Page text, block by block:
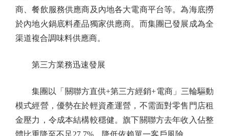
商、餐飲服務供應商及內地各大電商平台等。為海底撈
於內地火鍋底料產品獨家供應商。而集團已發展成為全
渠道複合調味料供應商。
第三方業務迅速發展
集團以「關聯方直供+第三方經銷+電商」三輪驅動
模式經營，優勢在於輕資產運營，不需面對零售門店租
金壓力，令成本結構較穩健。旗下關聯方去年收入佔整
體比重降至不足27.7%，降低依賴單一客戶風險。